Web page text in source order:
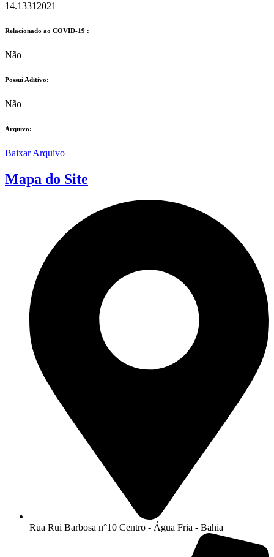
14.13312021
Relacionado ao COVID-19 :​
Não
Possui Aditivo:​
Não
Arquivo:
Baixar Arquivo
Mapa do Site
Rua Rui Barbosa n°10 Centro - Água Fria - Bahia